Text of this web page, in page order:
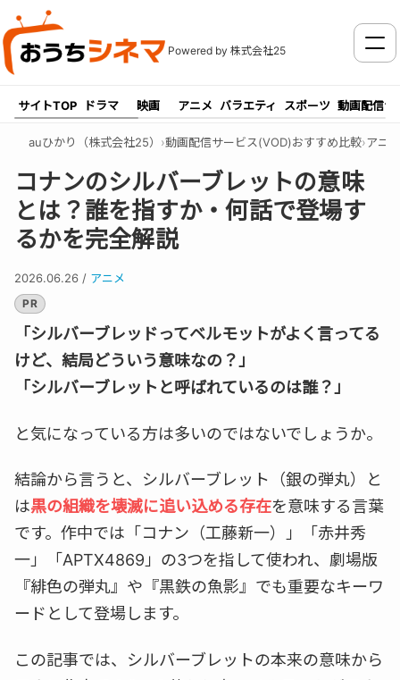
Powered by 株式会社25 メニ
サイトTOP ドラマ 映画 アニメ バラエティ スポーツ 動画配信サ
auひかり（株式会社25） ›動画配信サービス(VOD)おすすめ比較›アニメ
コナンのシルバーブレットの意味
とは？誰を指すか・何話で登場す
るかを完全解説
2026.06.26 / アニメ
PR
「シルバーブレッドってベルモットがよく言ってる
けど、結局どういう意味なの？」
「シルバーブレットと呼ばれているのは誰？」
と気になっている方は多いのではないでしょうか。
結論から言うと、シルバーブレット（銀の弾丸）と
は黒の組織を壊滅に追い込める存在を意味する言葉
です。作中では「コナン（工藤新一）」「赤井秀
一」「APTX4869」の3つを指して使われ、劇場版
『緋色の弾丸』や『黒鉄の魚影』でも重要なキーワ
ードとして登場します。
この記事では、シルバーブレットの本来の意味から